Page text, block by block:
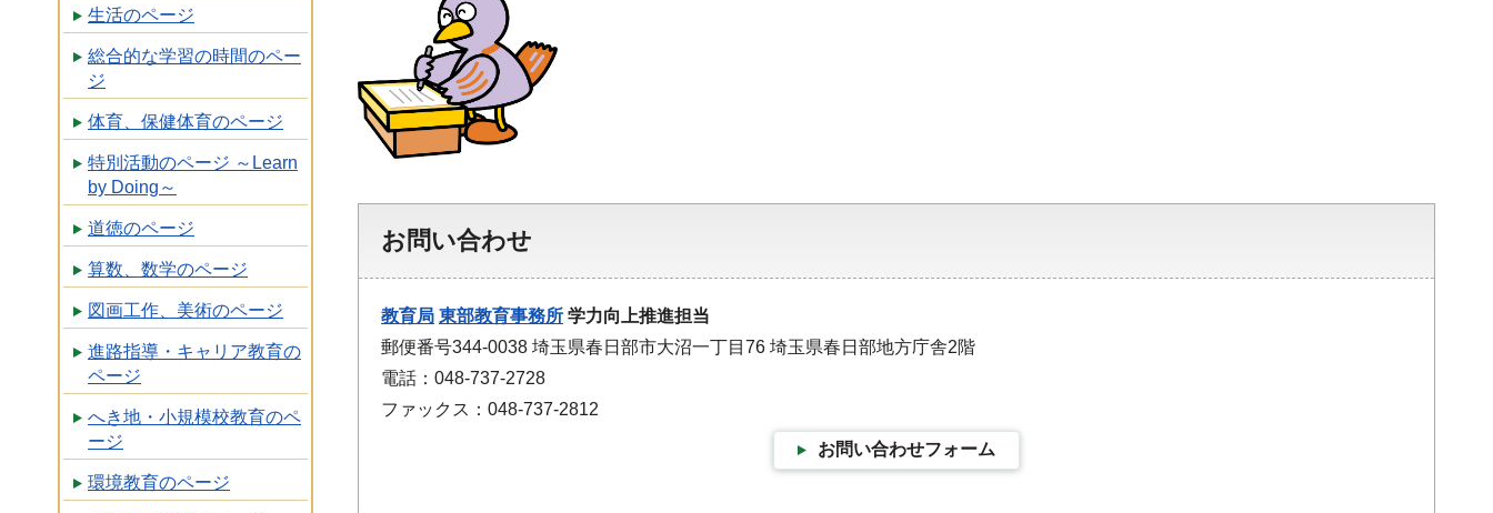
生活のページ
総合的な学習の時間のペー
ジ
体育、保健体育のページ
特別活動のページ ～Learn
by Doing～
道徳のページ
算数、数学のページ
図画工作、美術のページ
進路指導・キャリア教育の
ページ
へき地・小規模校教育のペ
ージ
環境教育のページ
お問い合わせ
教育局 東部教育事務所 学力向上推進担当
郵便番号344-0038 埼玉県春日部市大沼一丁目76 埼玉県春日部地方庁舎2階
電話：048-737-2728
ファックス：048-737-2812
お問い合わせフォーム